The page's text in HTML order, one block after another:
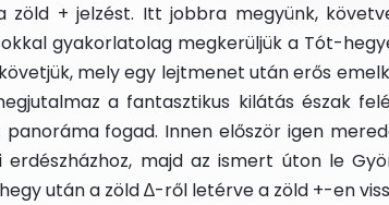
+ jelzést. Itt jobbra megyünk,
gyakorlatolag megkerüljük a Tót-
mely egy lejtmenet után erős
a fantasztikus kilátás észak
fogad. Innen először igen
majd az ismert úton le
után a zöld ∆-ről letérve a zöld +-en